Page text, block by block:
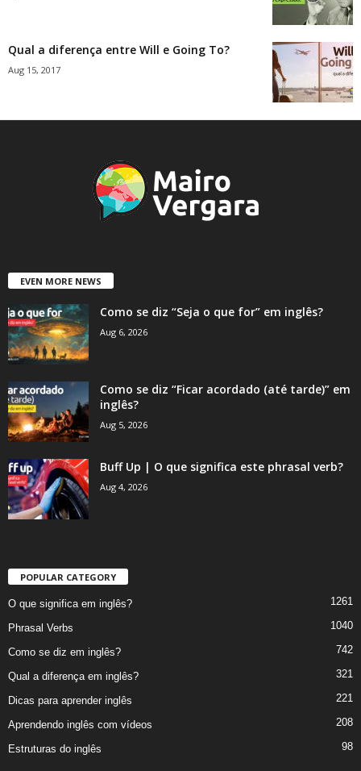
Qual a diferença entre Will e Going To?
Aug 15, 2017
EVEN MORE NEWS
Como se diz “Seja o que for” em inglês?
Aug 6, 2026
Como se diz “Ficar acordado (até tarde)” em
inglês?
Aug 5, 2026
Buff Up | O que significa este phrasal verb?
Aug 4, 2026
POPULAR CATEGORY
O que significa em inglês? 1261
Phrasal Verbs 1040
Como se diz em inglês? 742
Qual a diferença em inglês? 321
Dicas para aprender inglês 221
Aprendendo inglês com vídeos 208
Estruturas do inglês 98